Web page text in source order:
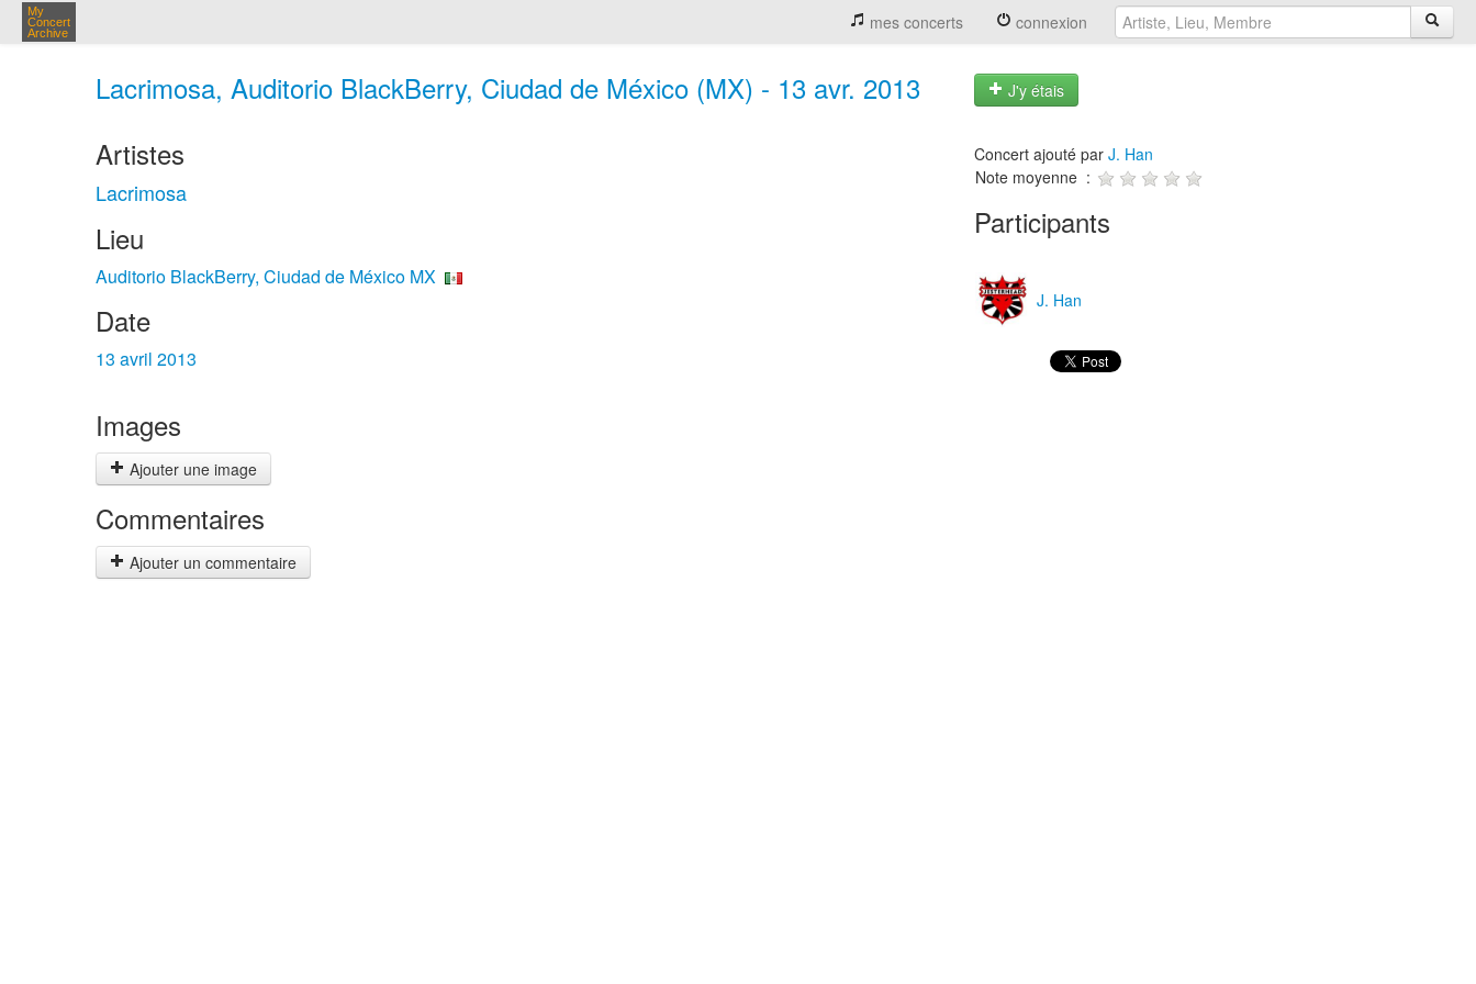
My
Concert
Archive
mes concerts connexion
Lacrimosa, Auditorio BlackBerry, Ciudad de México (MX) - 13 avr. 2013 J'y étais
Artistes
Lacrimosa
Lieu
Auditorio BlackBerry, Ciudad de México MX
Date
13 avril 2013
Images
Ajouter une image
Commentaires
Ajouter un commentaire
Concert ajouté par J. Han
Note moyenne :
Participants
J. Han